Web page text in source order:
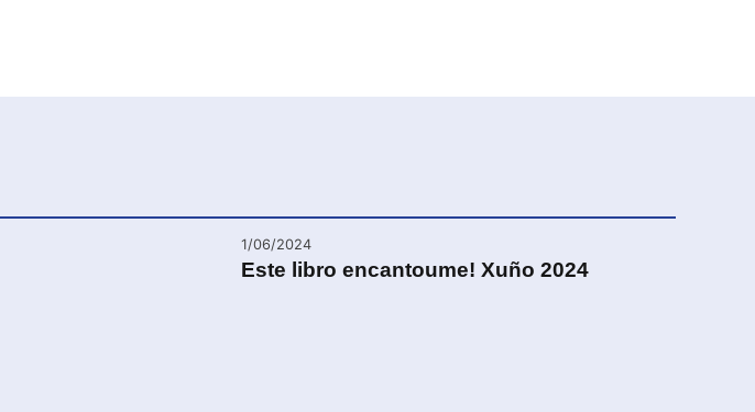
1/06/2024
Este libro encantoume! Xuño 2024